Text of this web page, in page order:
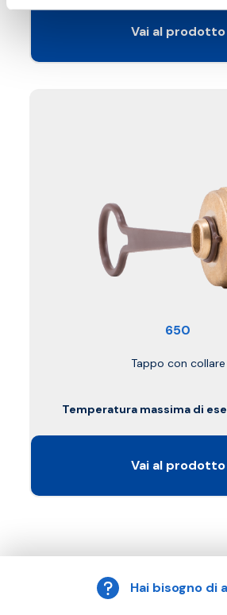
Vai al prodotto
650
Tappo con collare
Temperatura massima di
Vai al prodotto
Hai bisogno di